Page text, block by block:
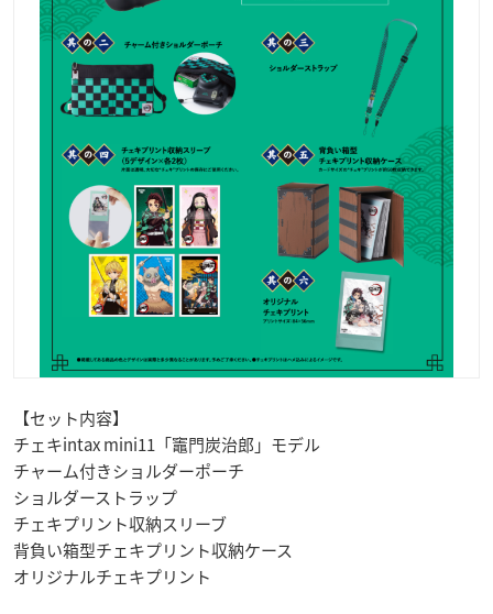
【セット内容】
チェキintax mini11「竈門炭治郎」モデル
チャーム付きショルダーポーチ
ショルダーストラップ
チェキプリント収納スリーブ
背負い箱型チェキプリント収納ケース
オリジナルチェキプリント